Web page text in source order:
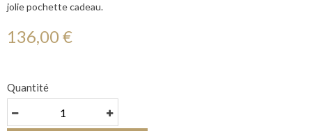
jolie pochette cadeau.
136,00 €
Quantité